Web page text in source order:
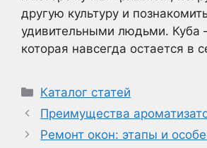
другую культуру и
удивительными людьми. Куба
которая навсегда остается в
Рубрики
Каталог статей
Преимущества
Ремонт окон: этапы и